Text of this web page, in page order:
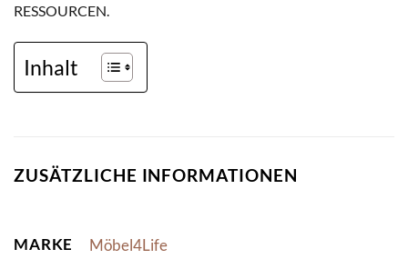
ESSOURCEN.
Inhalt
ZUSÄTZLICHE INFORMATIONEN
MARKE Möbel4Life